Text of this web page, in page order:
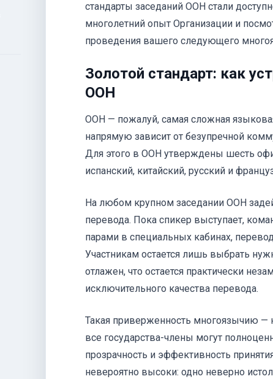
стандарты заседаний ООН стали
многолетний опыт Организации и
проведения вашего следующего
Золотой стандарт: как
ООН
ООН — пожалуй, самая сложная
напрямую зависит от безупречной
Для этого в ООН утверждены шесть
испанский, китайский, русский и
На любом крупном заседании ООН
перевода. Пока спикер выступает,
парами в специальных кабинах,
Участникам остается лишь выбрать
отлажен, что остается практически
исключительного качества перевода.
Такая приверженность многоязычию —
все государства-члены могут
прозрачность и эффективность
невероятно высоки: одно неверно